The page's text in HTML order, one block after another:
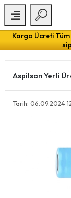
Kargo Ücreti
Aspilsan Yerli
Tarih: 06.09.2024